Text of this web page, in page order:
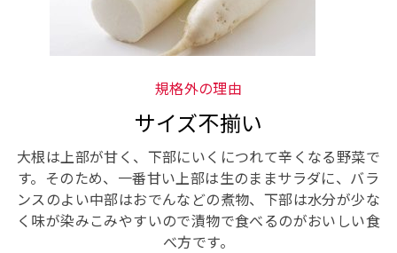
規格外の理由
サイズ不揃い
大根は上部が甘く、下部にいくにつれて辛くなる野菜で
す。そのため、一番甘い上部は生のままサラダに、バラ
ンスのよい中部はおでんなどの煮物、下部は水分が少な
く味が染みこみやすいので漬物で食べるのがおいしい食
べ方です。